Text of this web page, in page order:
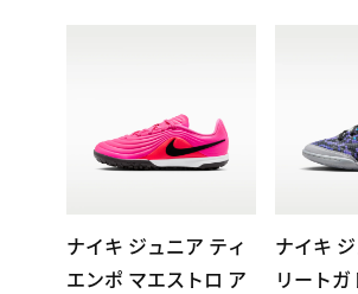
ナイキ ジュニア ティ
エンポ マエストロ ア
ナイキ
リートガ